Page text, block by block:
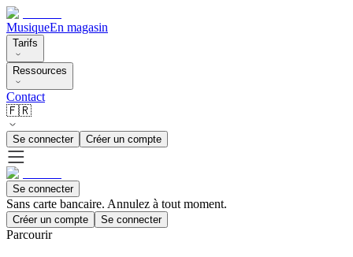
MusiqueEn magasin
Tarifs
Ressources
Contact
🇫🇷
Se connecter Créer un compte
Se connecter
Sans carte bancaire. Annulez à tout moment.
Créer un compte Se connecter
Parcourir